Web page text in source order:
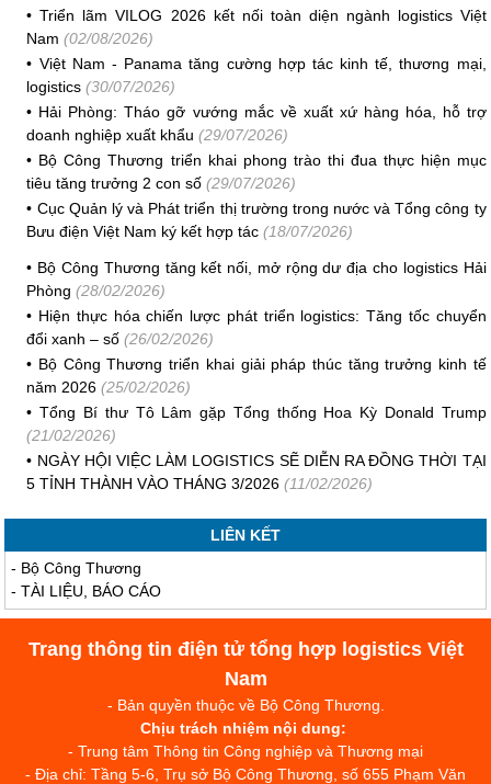
•Triển lãm VILOG 2026 kết nối toàn diện ngành logistics Việt
Nam (02/08/2026)
• Việt Nam - Panama tăng cường hợp tác kinh tế, thương mại,
logistics (30/07/2026)
• Hải Phòng: Tháo gỡ vướng mắc về xuất xứ hàng hóa, hỗ trợ
doanh nghiệp xuất khẩu (29/07/2026)
• Bộ Công Thương triển khai phong trào thi đua thực hiện mục
tiêu tăng trưởng 2 con số (29/07/2026)
• Cục Quản lý và Phát triển thị trường trong nước và Tổng công ty
Bưu điện Việt Nam ký kết hợp tác (18/07/2026)
• Bộ Công Thương tăng kết nối, mở rộng dư địa cho logistics Hải
Phòng (28/02/2026)
• Hiện thực hóa chiến lược phát triển logistics: Tăng tốc chuyển
đổi xanh – số (26/02/2026)
• Bộ Công Thương triển khai giải pháp thúc tăng trưởng kinh tế
năm 2026 (25/02/2026)
•Tổng Bí thư Tô Lâm gặp Tổng thống Hoa Kỳ Donald Trump
(21/02/2026)
• NGÀY HỘI VIỆC LÀM LOGISTICS SẼ DIỄN RA ĐỒNG THỜI TẠI
5 TỈNH THÀNH VÀO THÁNG 3/2026 (11/02/2026)
LIÊN KẾT
- Bộ Công Thương
-TÀI LIỆU, BÁO CÁO
Trang thông tin điện tử tổng hợp logistics Việt
Nam
- Bản quyền thuộc về Bộ Công Thương.
Chịu trách nhiệm nội dung:
- Trung tâm Thông tin Công nghiệp và Thương mại
- Địa chỉ: Tầng 5-6, Trụ sở Bộ Công Thương, số 655 Phạm Văn